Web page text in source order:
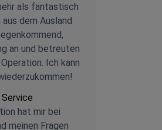
als fantastisch
dem Ausland
an und betreuten
Ich kann
hat mir bei
meinen Fragen